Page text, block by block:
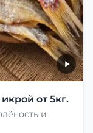
от 5кг.
и